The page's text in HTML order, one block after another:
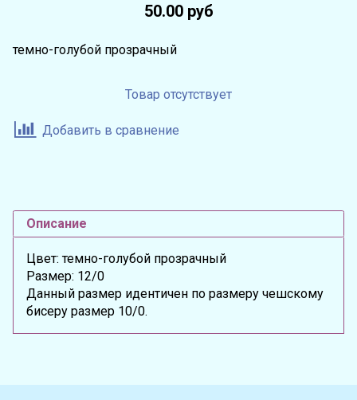
50.00 руб
темно-голубой прозрачный
Товар отсутствует
Добавить в сравнение
Описание
Цвет: темно-голубой прозрачный
Размер: 12/0
Данный размер идентичен по размеру чешскому
бисеру размер 10/0.